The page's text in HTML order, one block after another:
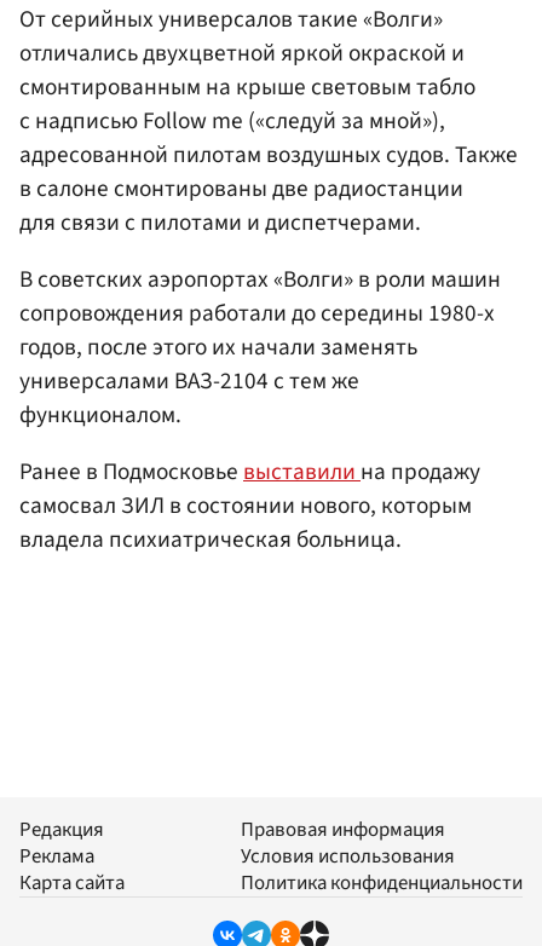
От серийных универсалов такие «Волги»
отличались двухцветной яркой окраской и
смонтированным на крыше световым табло
с надписью Follow me («следуй за мной»),
адресованной пилотам воздушных судов. Также
в салоне смонтированы две радиостанции
для связи с пилотами и диспетчерами.
В советских аэропортах «Волги» в роли машин
сопровождения работали до середины 1980-х
годов, после этого их начали заменять
универсалами ВАЗ-2104 с тем же
функционалом.
Ранее в Подмосковьевыставилина продажу
самосвал ЗИЛ в состоянии нового, которым
владела психиатрическая больница.
Редакция
Реклама
Карта сайта
Правовая информация
Условия использования
Политика конфиденциальности